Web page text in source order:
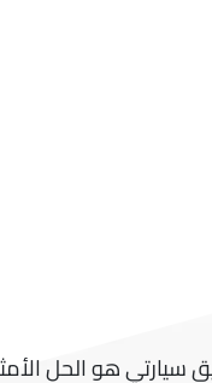
سيارتي هو الحل